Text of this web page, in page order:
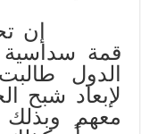
إن تحرك
قمة سداسية
الدول
لإبعاد شبح
معهم وبذلك